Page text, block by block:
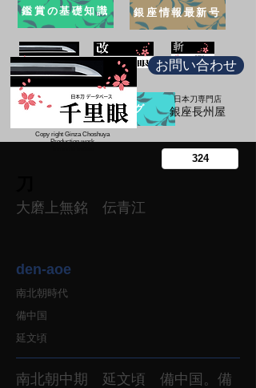
鑑賞の基礎知識 銀座情報最新号
ブログ
お問い合わせ
日本刀専門店
​銀座長州屋
Copy right Ginza Choshuya
Production work
大磨上無銘 伝青江
den-aoe
南北朝時代
備中国
延文頃
南北朝中期 延文頃 備中国。備